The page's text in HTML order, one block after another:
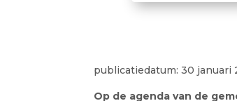
publicatiedatum: 30 januari
Op de agenda van de